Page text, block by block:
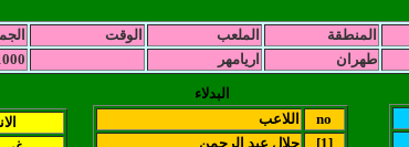
الوقت الملعب المنطقة
اريامهر طهران
البدلاء
اللاعب
no
جلال عبد الرحمن
[1]